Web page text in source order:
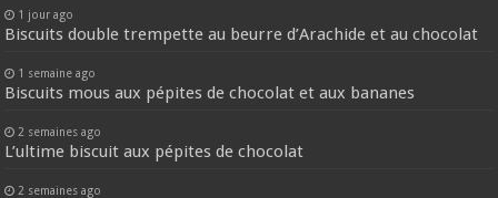
1 jour ago
Biscuits double trempette au beurre d’Arachide et au chocolat
1 semaine ago
Biscuits mous aux pépites de chocolat et aux bananes
2 semaines ago
L’ultime biscuit aux pépites de chocolat
2 semaines ago